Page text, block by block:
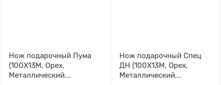
Нож подарочный Пума
(100Х13М, Орех,
Металлический,
Нож подарочный Спец
ДН (100Х13М, Орех,
Металлический,